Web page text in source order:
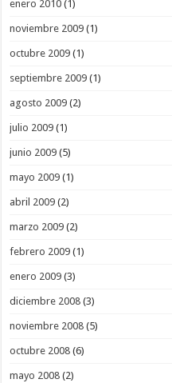
enero 2010 (1)
noviembre 2009 (1)
octubre 2009 (1)
septiembre 2009 (1)
agosto 2009 (2)
julio 2009 (1)
junio 2009 (5)
mayo 2009 (1)
abril 2009 (2)
marzo 2009 (2)
febrero 2009 (1)
enero 2009 (3)
diciembre 2008 (3)
noviembre 2008 (5)
octubre 2008 (6)
mayo 2008 (2)